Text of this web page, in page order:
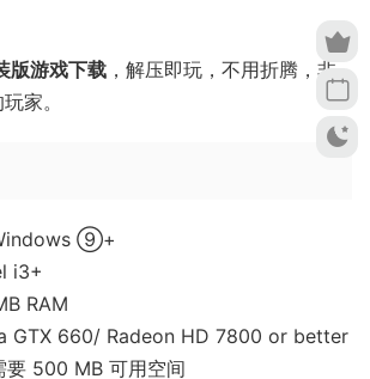
版游戏下载 ，解压即玩，不用折腾，非
家。
⑨+
i3+
RAM
GTX 660/ Radeon HD 7800 or better
要 500 MB 可用空间